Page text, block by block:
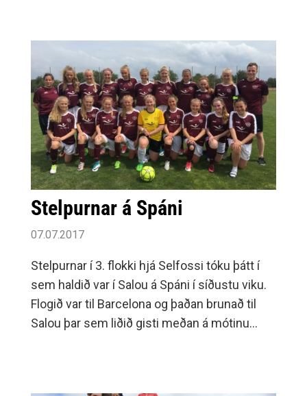
Stelpurnar á Spáni
07.07.2017
Stelpurnar í 3. flokki hjá Selfossi tóku þátt í
sem haldið var í Salou á Spáni í síðustu viku.
Flogið var til Barcelona og þaðan brunað til
Salou þar sem liðið gisti meðan á mótinu